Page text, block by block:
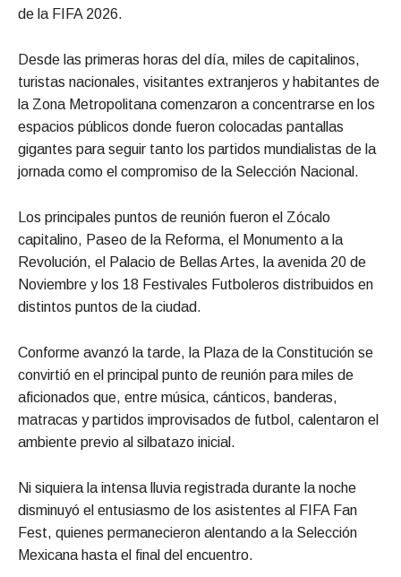
de la FIFA 2026.
Desde las primeras horas del día, miles de capitalinos,
turistas nacionales, visitantes extranjeros y habitantes de
la Zona Metropolitana comenzaron a concentrarse en los
espacios públicos donde fueron colocadas pantallas
gigantes para seguir tanto los partidos mundialistas de la
jornada como el compromiso de la Selección Nacional.
Los principales puntos de reunión fueron el Zócalo
capitalino, Paseo de la Reforma, el Monumento a la
Revolución, el Palacio de Bellas Artes, la avenida 20 de
Noviembre y los 18 Festivales Futboleros distribuidos en
distintos puntos de la ciudad.
Conforme avanzó la tarde, la Plaza de la Constitución se
convirtió en el principal punto de reunión para miles de
aficionados que, entre música, cánticos, banderas,
matracas y partidos improvisados de futbol, calentaron el
ambiente previo al silbatazo inicial.
Ni siquiera la intensa lluvia registrada durante la noche
disminuyó el entusiasmo de los asistentes al FIFA Fan
Fest, quienes permanecieron alentando a la Selección
Mexicana hasta el final del encuentro.